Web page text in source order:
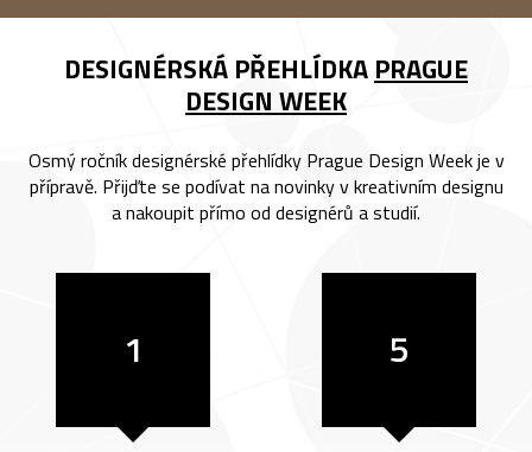
DESIGNÉRSKÁ PŘEHLÍDKA PRAGUE
DESIGN WEEK
Osmý ročník designérské přehlídky Prague Design Week je v
přípravě. Přijďte se podívat na novinky v kreativním designu
a nakoupit přímo od designérů a studií.
1 5